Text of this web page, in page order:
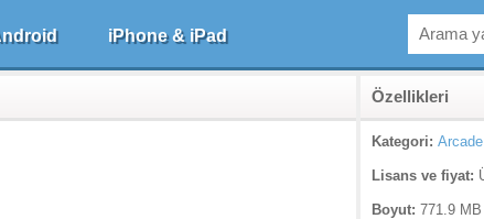
iPhone & iPad
Özellikleri
Kategori:
Lisans ve fiyat:
Boyut: 771.9 MB